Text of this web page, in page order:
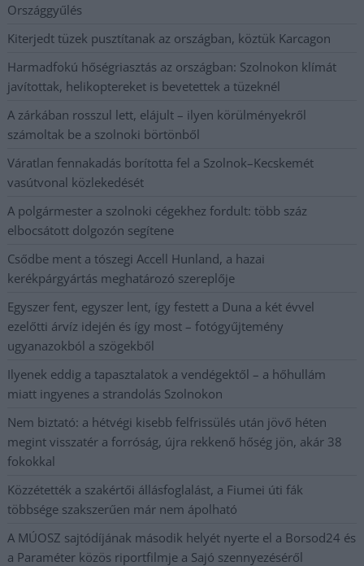
Országgyűlés
Kiterjedt tüzek pusztítanak az országban, köztük Karcagon
Harmadfokú hőségriasztás az országban: Szolnokon klímát
javítottak, helikoptereket is bevetettek a tüzeknél
A zárkában rosszul lett, elájult – ilyen körülményekről
számoltak be a szolnoki börtönből
Váratlan fennakadás borította fel a Szolnok–Kecskemét
vasútvonal közlekedését
A polgármester a szolnoki cégekhez fordult: több száz
elbocsátott dolgozón segítene
Csődbe ment a tószegi Accell Hunland, a hazai
kerékpárgyártás meghatározó szereplője
Egyszer fent, egyszer lent, így festett a Duna a két évvel
ezelőtti árvíz idején és így most – fotógyűjtemény
ugyanazokból a szögekből
Ilyenek eddig a tapasztalatok a vendégektől – a hőhullám
miatt ingyenes a strandolás Szolnokon
Nem biztató: a hétvégi kisebb felfrissülés után jövő héten
megint visszatér a forróság, újra rekkenő hőség jön, akár 38
fokokkal
Közzétették a szakértői állásfoglalást, a Fiumei úti fák
többsége szakszerűen már nem ápolható
A MÚOSZ sajtódíjának második helyét nyerte el a Borsod24 és
a Paraméter közös riportfilmje a Sajó szennyezéséről